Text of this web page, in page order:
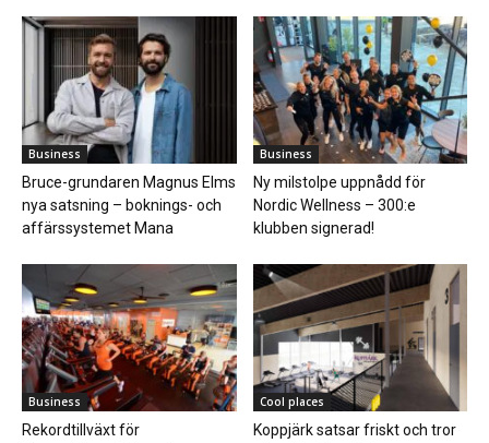
Business
Bruce-grundaren Magnus Elms
nya satsning – boknings- och
affärssystemet Mana
Business
Ny milstolpe uppnådd för
Nordic Wellness – 300:e
klubben signerad!
Business
Rekordtillväxt för
Cool places
Koppjärk satsar friskt och tror